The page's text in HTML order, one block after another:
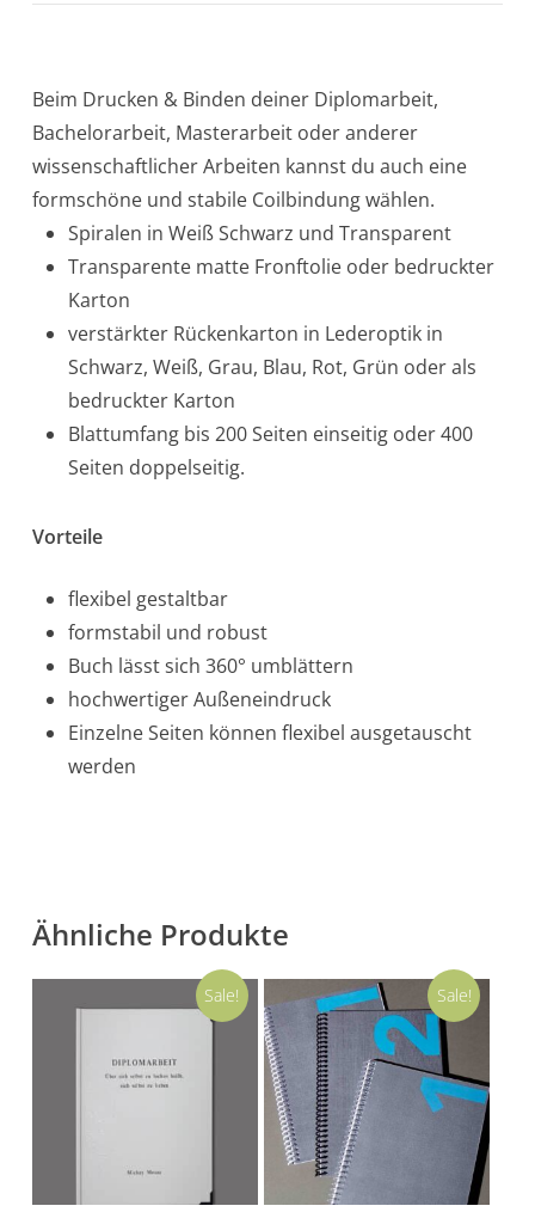
Beim Drucken & Binden deiner Diplomarbeit,
Bachelorarbeit, Masterarbeit oder anderer
wissenschaftlicher Arbeiten kannst du auch eine
formschöne und stabile Coilbindung wählen.
Spiralen in Weiß Schwarz und Transparent
Transparente matte Fronftolie oder bedruckter
Karton
verstärkter Rückenkarton in Lederoptik in
Schwarz, Weiß, Grau, Blau, Rot, Grün oder als
bedruckter Karton
Blattumfang bis 200 Seiten einseitig oder 400
Seiten doppelseitig.
Vorteile
flexibel gestaltbar
formstabil und robust
Buch lässt sich 360° umblättern
hochwertiger Außeneindruck
Einzelne Seiten können flexibel ausgetauscht
werden
Ähnliche Produkte
Sale! Sale!